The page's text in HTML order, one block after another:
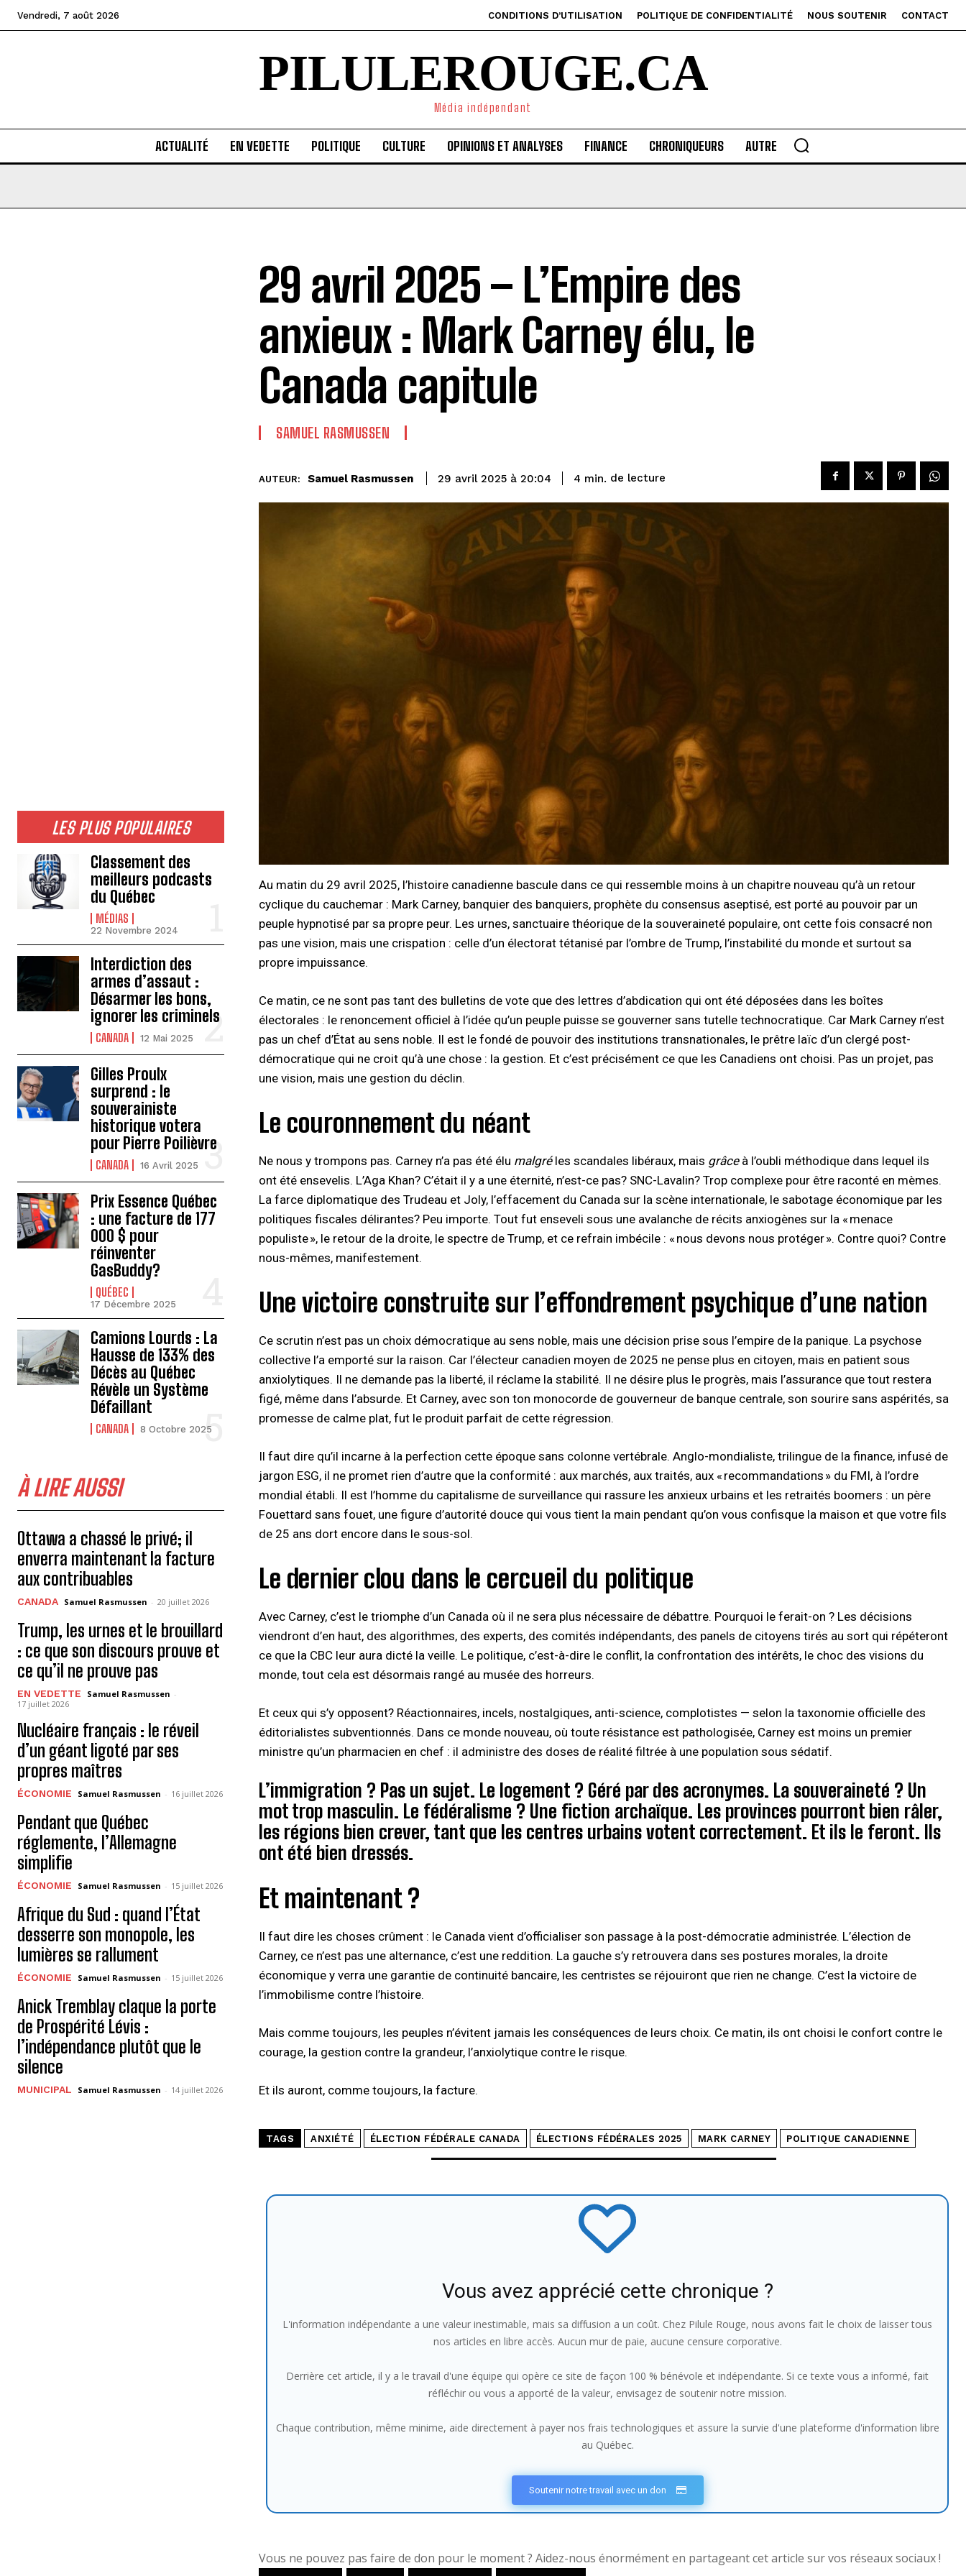
Vendredi, 7 août 2026 CONDITIONS D’UTILISATION POLITIQUE DE CONFIDENTIALITÉ NOUS SOUTENIR CONTACT
PILULEROUGE.CA
Média indépendant
ACTUALITÉ EN VEDETTE POLITIQUE CULTURE OPINIONS ET ANALYSES FINANCE CHRONIQUEURS AUTRE
LES PLUS POPULAIRES
Classement des
meilleurs podcasts
du Québec
MÉDIAS
22 Novembre 2024
Interdiction des
armes d’assaut :
Désarmer les bons,
ignorer les criminels
CANADA 12 Mai 2025
Gilles Proulx
surprend : le
souverainiste
historique votera
pour Pierre Poilièvre
CANADA 16 Avril 2025
Prix Essence Québec
: une facture de 177
000 $ pour
réinventer
GasBuddy?
QUÉBEC
17 Décembre 2025
Camions Lourds : La
Hausse de 133% des
Décès au Québec
Révèle un Système
Défaillant
CANADA 8 Octobre 2025
À LIRE AUSSI
Ottawa a chassé le privé; il
enverra maintenant la facture
aux contribuables
CANADA Samuel Rasmussen - 20 juillet 2026
Trump, les urnes et le brouillard
: ce que son discours prouve et
ce qu’il ne prouve pas
EN VEDETTE Samuel Rasmussen -
17 juillet 2026
Nucléaire français : le réveil
d’un géant ligoté par ses
propres maîtres
ÉCONOMIE Samuel Rasmussen - 16 juillet 2026
Pendant que Québec
réglemente, l’Allemagne
simplifie
ÉCONOMIE Samuel Rasmussen - 15 juillet 2026
Afrique du Sud : quand l’État
desserre son monopole, les
lumières se rallument
ÉCONOMIE Samuel Rasmussen - 15 juillet 2026
Anick Tremblay claque la porte
de Prospérité Lévis :
l’indépendance plutôt que le
silence
MUNICIPAL Samuel Rasmussen - 14 juillet 2026
29 avril 2025 – L’Empire des
anxieux : Mark Carney élu, le
Canada capitule
SAMUEL RASMUSSEN
AUTEUR: Samuel Rasmussen 29 avril 2025 à 20:04 4 min. de lecture
Au matin du 29 avril 2025, l’histoire canadienne bascule dans ce qui ressemble moins à un chapitre nouveau qu’à un retour
cyclique du cauchemar : Mark Carney, banquier des banquiers, prophète du consensus aseptisé, est porté au pouvoir par un
peuple hypnotisé par sa propre peur. Les urnes, sanctuaire théorique de la souveraineté populaire, ont cette fois consacré non
pas une vision, mais une crispation : celle d’un électorat tétanisé par l’ombre de Trump, l’instabilité du monde et surtout sa
propre impuissance.
Ce matin, ce ne sont pas tant des bulletins de vote que des lettres d’abdication qui ont été déposées dans les boîtes
électorales : le renoncement officiel à l’idée qu’un peuple puisse se gouverner sans tutelle technocratique. Car Mark Carney n’est
pas un chef d’État au sens noble. Il est le fondé de pouvoir des institutions transnationales, le prêtre laïc d’un clergé post-
démocratique qui ne croit qu’à une chose : la gestion. Et c’est précisément ce que les Canadiens ont choisi. Pas un projet, pas
une vision, mais une gestion du déclin.
Le couronnement du néant
Ne nous y trompons pas. Carney n’a pas été élu malgréles scandales libéraux, mais grâceà l’oubli méthodique dans lequel ils
ont été ensevelis. L’Aga Khan? C’était il y a une éternité, n’est-ce pas? SNC-Lavalin? Trop complexe pour être raconté en mèmes.
La farce diplomatique des Trudeau et Joly, l’effacement du Canada sur la scène internationale, le sabotage économique par les
politiques fiscales délirantes? Peu importe. Tout fut enseveli sous une avalanche de récits anxiogènes sur la « menace
populiste », le retour de la droite, le spectre de Trump, et ce refrain imbécile : « nous devons nous protéger ». Contre quoi? Contre
nous-mêmes, manifestement.
Une victoire construite sur l’effondrement psychique d’une nation
Ce scrutin n’est pas un choix démocratique au sens noble, mais une décision prise sous l’empire de la panique. La psychose
collective l’a emporté sur la raison. Car l’électeur canadien moyen de 2025 ne pense plus en citoyen, mais en patient sous
anxiolytiques. Il ne demande pas la liberté, il réclame la stabilité. Il ne désire plus le progrès, mais l’assurance que tout restera
figé, même dans l’absurde. Et Carney, avec son ton monocorde de gouverneur de banque centrale, son sourire sans aspérités, sa
promesse de calme plat, fut le produit parfait de cette régression.
Il faut dire qu’il incarne à la perfection cette époque sans colonne vertébrale. Anglo-mondialiste, trilingue de la finance, infusé de
jargon ESG, il ne promet rien d’autre que la conformité : aux marchés, aux traités, aux « recommandations » du FMI, à l’ordre
mondial établi. Il est l’homme du capitalisme de surveillance qui rassure les anxieux urbains et les retraités boomers : un père
Fouettard sans fouet, une figure d’autorité douce qui vous tient la main pendant qu’on vous confisque la maison et que votre fils
de 25 ans dort encore dans le sous-sol.
Le dernier clou dans le cercueil du politique
Avec Carney, c’est le triomphe d’un Canada où il ne sera plus nécessaire de débattre. Pourquoi le ferait-on ? Les décisions
viendront d’en haut, des algorithmes, des experts, des comités indépendants, des panels de citoyens tirés au sort qui répéteront
ce que la CBC leur aura dicté la veille. Le politique, c’est-à-dire le conflit, la confrontation des intérêts, le choc des visions du
monde, tout cela est désormais rangé au musée des horreurs.
Et ceux qui s’y opposent? Réactionnaires, incels, nostalgiques, anti-science, complotistes — selon la taxonomie officielle des
éditorialistes subventionnés. Dans ce monde nouveau, où toute résistance est pathologisée, Carney est moins un premier
ministre qu’un pharmacien en chef : il administre des doses de réalité filtrée à une population sous sédatif.
L’immigration ? Pas un sujet. Le logement ? Géré par des acronymes. La souveraineté ? Un
mot trop masculin. Le fédéralisme ? Une fiction archaïque. Les provinces pourront bien râler,
les régions bien crever, tant que les centres urbains votent correctement. Et ils le feront. Ils
ont été bien dressés.
Et maintenant ?
Il faut dire les choses crûment : le Canada vient d’officialiser son passage à la post-démocratie administrée. L’élection de
Carney, ce n’est pas une alternance, c’est une reddition. La gauche s’y retrouvera dans ses postures morales, la droite
économique y verra une garantie de continuité bancaire, les centristes se réjouiront que rien ne change. C’est la victoire de
l’immobilisme contre l’histoire.
Mais comme toujours, les peuples n’évitent jamais les conséquences de leurs choix. Ce matin, ils ont choisi le confort contre le
courage, la gestion contre la grandeur, l’anxiolytique contre le risque.
Et ils auront, comme toujours, la facture.
TAGS ANXIÉTÉ ÉLECTION FÉDÉRALE CANADA ÉLECTIONS FÉDÉRALES 2025 MARK CARNEY POLITIQUE CANADIENNE
Vous avez apprécié cette chronique ?
L'information indépendante a une valeur inestimable, mais sa diffusion a un coût. Chez Pilule Rouge, nous avons fait le choix de laisser tous
nos articles en libre accès. Aucun mur de paie, aucune censure corporative.
Derrière cet article, il y a le travail d'une équipe qui opère ce site de façon 100 % bénévole et indépendante. Si ce texte vous a informé, fait
réfléchir ou vous a apporté de la valeur, envisagez de soutenir notre mission.
Chaque contribution, même minime, aide directement à payer nos frais technologiques et assure la survie d'une plateforme d'information libre
au Québec.
Soutenir notre travail avec un don
Vous ne pouvez pas faire de don pour le moment ? Aidez-nous énormément en partageant cet article sur vos réseaux sociaux !